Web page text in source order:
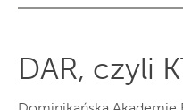
DAR, czyli